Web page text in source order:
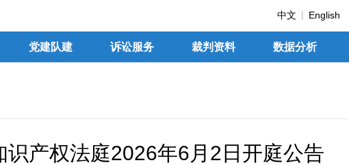
中文 English
党建队建 诉讼服务 裁判资料 数据分析
识产权法庭2026年6月2日开庭公告